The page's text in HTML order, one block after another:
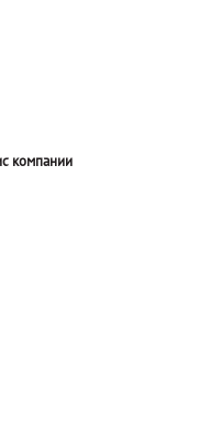
компании